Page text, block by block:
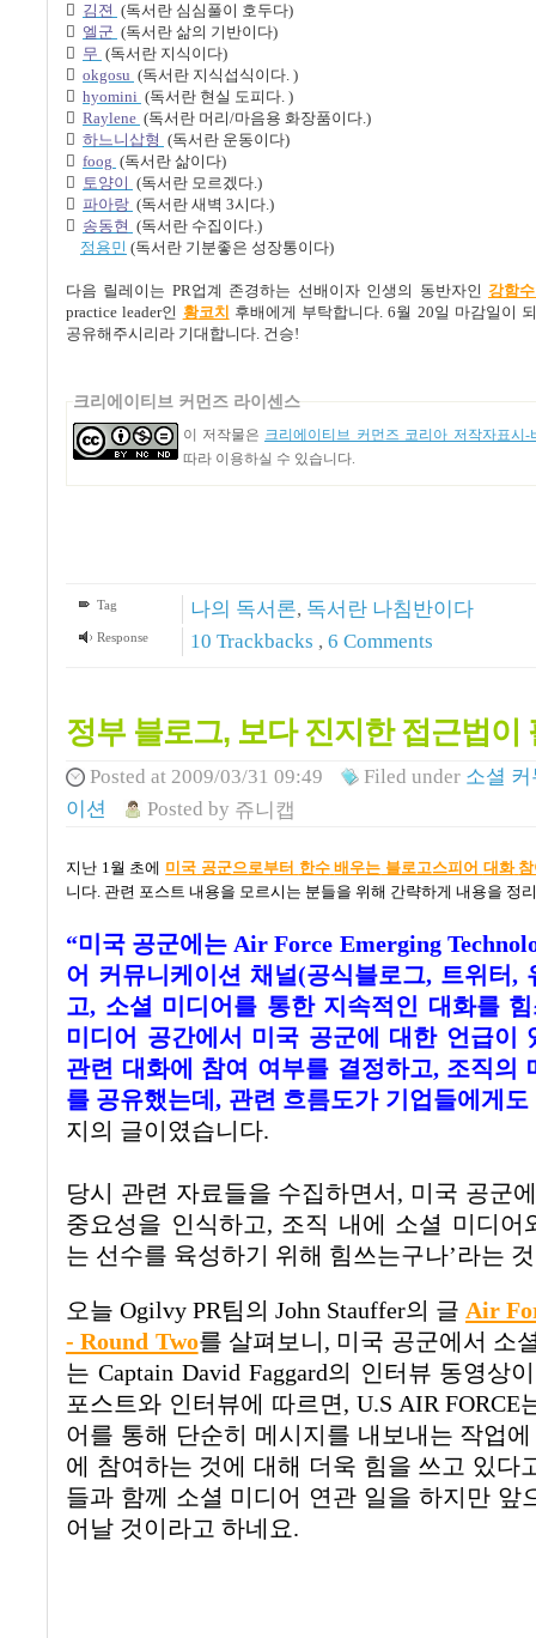
 김젼 (독서란 심심풀이 호두다)
 엘군 (독서란 삶의 기반이다)
 무 (독서란 지식이다)
 okgosu (독서란 지식섭식이다. )
 hyomini (독서란 현실 도피다. )
 Raylene (독서란 머리/마음용 화장품이다.)
 하느니삽형 (독서란 운동이다)
 foog (독서란 삶이다)
 토양이 (독서란 모르겠다.)
 파아랑 (독서란 새벽 3시다.)
 송동현 (독서란 수집이다.)
정 용민 (독서란 기분좋은 성장통이다)
다음 릴레이는 PR업계 존경하는 선배이자 인생의 동반자인 강함수
practice leader인 황코치 후배에게 부탁합니다. 6월 20일 마감일이
공유해주시리라 기대합니다. 건승!
크리에이티브 커먼즈 라이센스
이 저작물은 크리에이티브 커먼즈 코리아 저작자표시
따라 이용하실 수 있습니다.
Tag 나의 독서론, 독서란 나침반이다
Response 10 Trackbacks , 6 Comments
정부 블로그, 보다 진지한 접근법이
Posted at 2009/03/31 09:49 Filed under 소셜
이션
Posted by 쥬니캡
지난 1 월 초에 미국 공군으로부터 한수 배우는 블로고스피어 대화
니다 관련 포스트 내용을 모르시는 분들을 위해 간략하게 내용을 정
“미국 공군에는 Air Force Emerging
어 커뮤니케이션 채널(공식블로그, 트위터,
고, 소셜 미디어를 통한 지속적인 대화를
미디어 공간에서 미국 공군에 대한 언급이
관련 대화에 참여 여부를 결정하고, 조직의
를 공유했는데, 관련 흐름도가 기업들에게
지의 글이였습니다.
당시 관련 자료들을 수집하면서 , 미국 공군
중요성을 인식하고, 조직 내에 소셜 미디어
는 선수를 육성하기 위해 힘쓰는구나’라는
오늘 Ogilvy PR팀의 John Stauffer의 글 Air
- Round Two를 살펴보니 , 미국 공군에서 소
는 Captain David Faggard의 인터뷰 동영상
포스트와 인터뷰에 따르면, U.S AIR FORCE
어를 통해 단순히 메시지를 내보내는 작업
에 참여하는 것에 대해 더욱 힘을 쓰고 있다
들과 함께 소셜 미디어 연관 일을 하지만 앞
어날 것이라고 하네요.